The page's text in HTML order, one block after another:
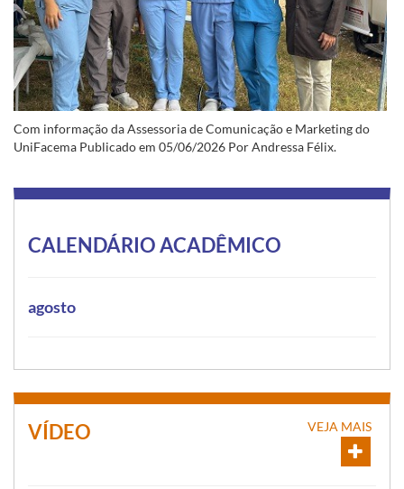
Com informação da Assessoria de Comunicação e Marketing do
UniFacema Publicado em 05/06/2026 Por Andressa Félix.
CALENDÁRIO ACADÊMICO
agosto
VÍDEO VEJA MAIS